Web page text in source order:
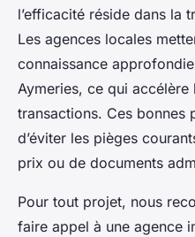
l’efficacité réside dans la
Les agences locales
connaissance
Aymeries, ce qui accélère
transactions. Ces bonnes
d’éviter les pièges
prix ou de documents
Pour tout projet, nous
faire appel à une agence